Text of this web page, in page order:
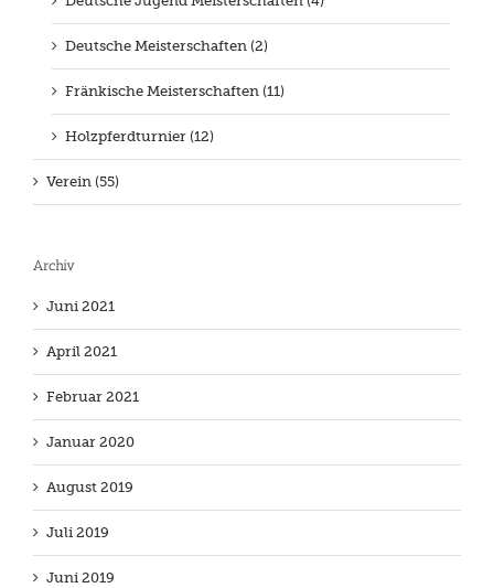
Deutsche Meisterschaften (2)
Fränkische Meisterschaften (11)
Holzpferdturnier (12)
Verein (55)
Archiv
Juni 2021
April 2021
Februar 2021
Januar 2020
August 2019
Juli 2019
Juni 2019